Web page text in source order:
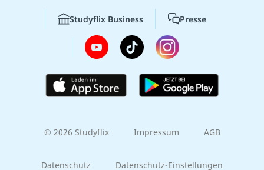
Studyflix Business Presse
© 2026 Studyflix Impressum AGB
Datenschutz Datenschutz-Einstellungen